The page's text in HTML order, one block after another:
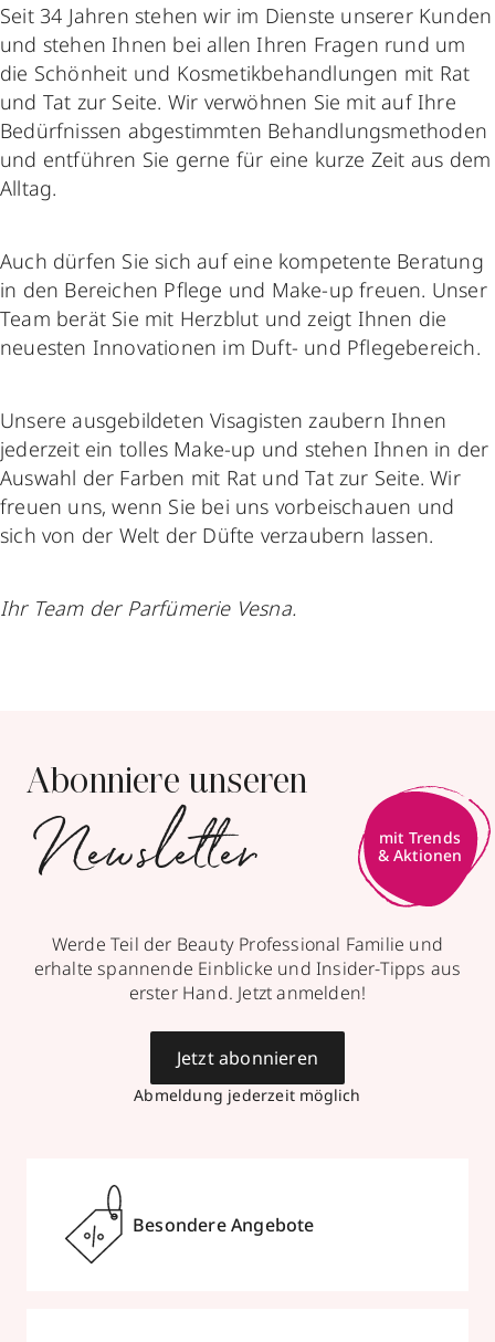
Seit 34 Jahren stehen wir im Dienste unserer Kunden
und stehen Ihnen bei allen Ihren Fragen rund um
die Schönheit und Kosmetikbehandlungen mit Rat
und Tat zur Seite. Wir verwöhnen Sie mit auf Ihre
Bedürfnissen abgestimmten Behandlungsmethoden
und entführen Sie gerne für eine kurze Zeit aus dem
Alltag.
Auch dürfen Sie sich auf eine kompetente Beratung
in den Bereichen Pflege und Make-up freuen. Unser
Team berät Sie mit Herzblut und zeigt Ihnen die
neuesten Innovationen im Duft- und Pflegebereich.
Unsere ausgebildeten Visagisten zaubern Ihnen
jederzeit ein tolles Make-up und stehen Ihnen in der
Auswahl der Farben mit Rat und Tat zur Seite. Wir
freuen uns, wenn Sie bei uns vorbeischauen und
sich von der Welt der Düfte verzaubern lassen.
Ihr Team der Parfümerie Vesna.
Abonniere unseren
Newsletter
mit Trends
& Aktionen
Werde Teil der Beauty Professional Familie und
erhalte spannende Einblicke und Insider-Tipps aus
erster Hand. Jetzt anmelden!
Abmeldung jederzeit möglich
Jetzt abonnieren
Besondere Angebote